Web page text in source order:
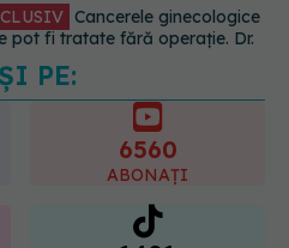
Brahiterapie vs
externă în cancerul
Dr. Sorin Bogdan
explică diferența și
acționează tratamentul
PE:
6560
ABONAȚI
1401
URMĂRITORI